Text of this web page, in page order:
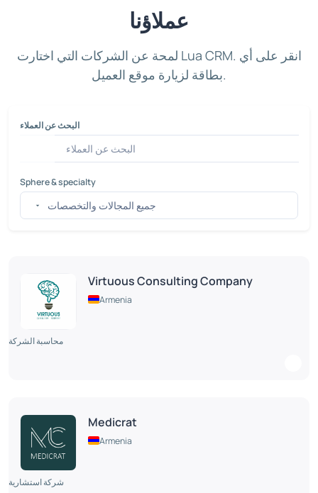
عملاؤنا
لمحة عن الشركات التي اختارت Lua CRM. انقر على أي
بطاقة لزيارة موقع العميل.
البحث عن العملاء
Sphere & specialty
Virtuous Consulting Company
Armenia
محاسبة الشركة
Medicrat
Armenia
شركة استشارية